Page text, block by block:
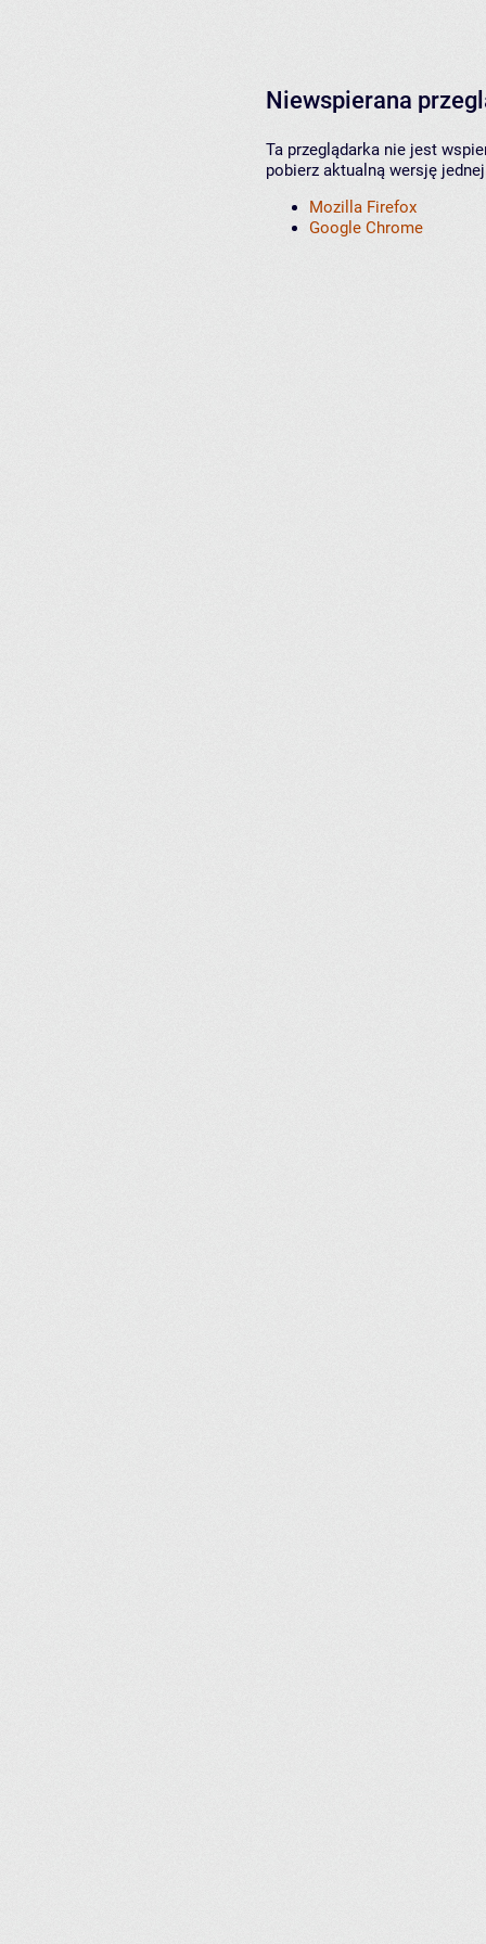
Niewspierana
Ta przeglądarka nie jest
pobierz aktualną wersję
Mozilla Firefox
Google Chrome